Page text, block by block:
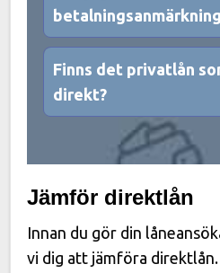
Finns det privatlån
direkt?
Jämför direktlån
Innan du gör din
vi dig att jämföra